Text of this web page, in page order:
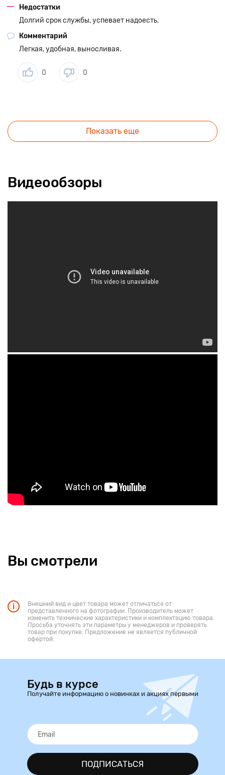
Недостатки
Долгий срок службы, успевает надоесть.
Комментарий
Легкая, удобная, выносливая.
0 0
Показать еще
Видеообзоры
Вы смотрели
Внешний вид и цвет товара может отличаться от
представленного на фотографии. Производитель может
изменить технические характеристики и комплектацию товара.
Просьба уточнять эти параметры у менеджеров и проверять
товар при покупке. Предложение не является публичной
офертой.
Будь в курсе
Получайте информацию о новинках и акциях первыми
ПОДПИСАТЬСЯ